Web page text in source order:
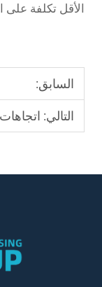
الأقل تكلفة على
السابق:
التالي: اتجاهات